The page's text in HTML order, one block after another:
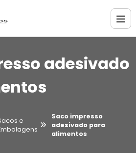
adesivado
e
Saco impresso
adesivado para
alimentos